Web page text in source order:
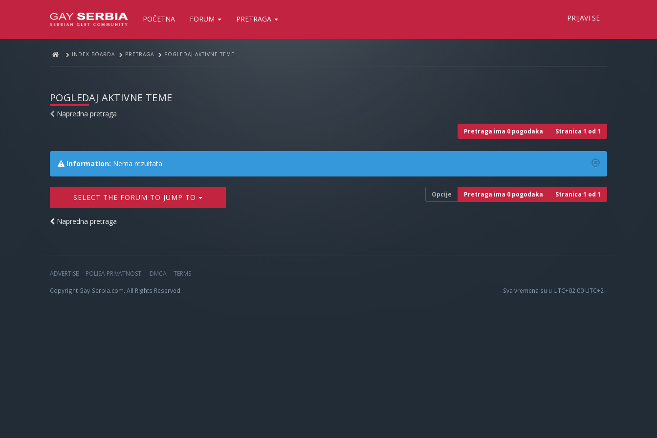
POČETNA FORUM PRETRAGA PRIJAVI SE
INDEX BOARDA PRETRAGA POGLEDAJ AKTIVNE TEME
POGLEDAJ AKTIVNE TEME
Napredna pretraga
Pretraga ima 0 pogodaka Stranica 1 od 1
Information: Nema rezultata.
Opcije Pretraga ima 0 pogodaka Stranica 1 od 1
SELECT THE FORUM TO JUMP TO
Napredna pretraga
ADVERTISE POLISA PRIVATNOSTI DMCA TERMS
Copyright Gay-Serbia.com. All Rights Reserved. - Sva vremena su u UTC+02:00 UTC+2 -